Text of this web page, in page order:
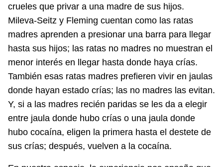
crueles que privar a una madre de sus hijos.
Mileva-Seitz y Fleming cuentan como las ratas
madres aprenden a presionar una barra para llegar
hasta sus hijos; las ratas no madres no muestran el
menor interés en llegar hasta donde haya crías.
También esas ratas madres prefieren vivir en jaulas
donde hayan estado crías; las no madres las evitan.
Y, si a las madres recién paridas se les da a elegir
entre jaula donde hubo crías o una jaula donde
hubo cocaína, eligen la primera hasta el destete de
sus crías; después, vuelven a la cocaína.